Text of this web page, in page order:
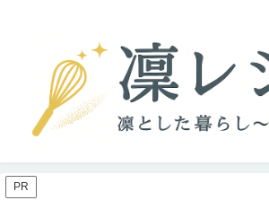
PR